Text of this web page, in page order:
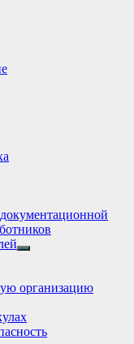
Show
организацию